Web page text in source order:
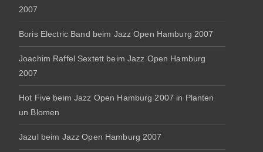
2007
Boris Electric Band beim Jazz Open Hamburg 2007
Joachim Raffel Sextett beim Jazz Open Hamburg
2007
Hot Five beim Jazz Open Hamburg 2007 in Planten
un Blomen
Jazul beim Jazz Open Hamburg 2007